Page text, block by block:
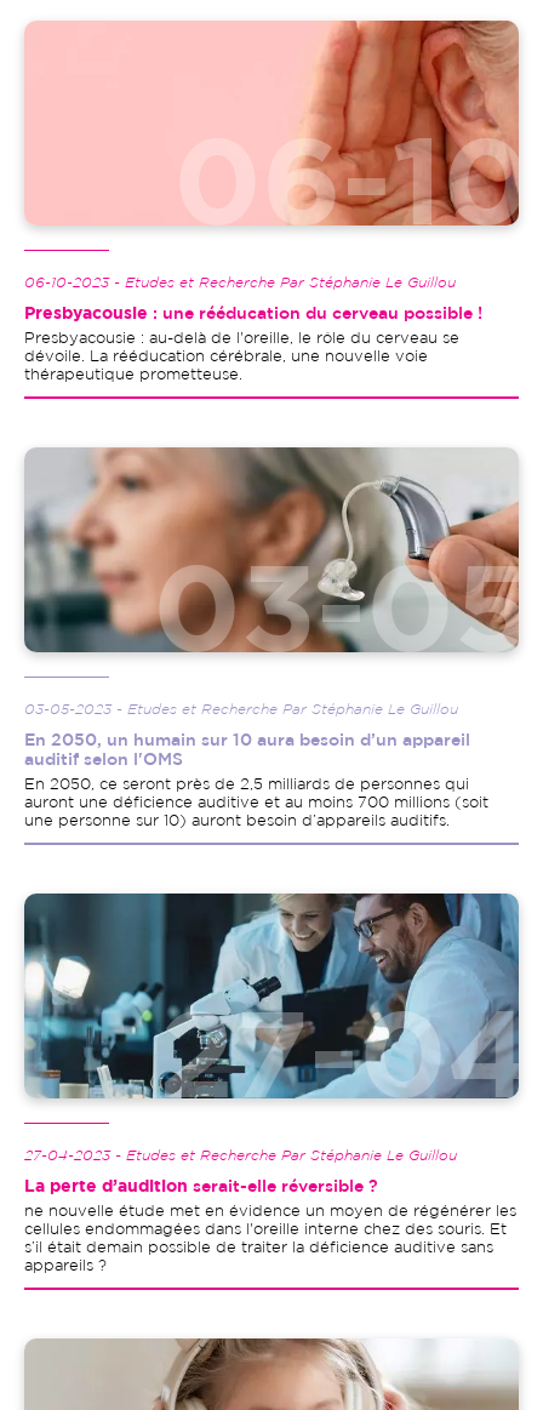
Image
06-10-2023 - Etudes et Recherche Par Stéphanie Le Guillou
Presbyacousie : une rééducation du cerveau possible !
Presbyacousie : au-delà de l'oreille, le rôle du cerveau se
dévoile. La rééducation cérébrale, une nouvelle voie
thérapeutique prometteuse.
Image
03-05-2023 - Etudes et Recherche Par Stéphanie Le Guillou
En 2050, un humain sur 10 aura besoin d’un appareil
auditif selon l'OMS
En 2050, ce seront près de 2,5 milliards de personnes qui
auront une déficience auditive et au moins 700 millions (soit
une personne sur 10) auront besoin d’appareils auditifs.
Image
27-04-2023 - Etudes et Recherche Par Stéphanie Le Guillou
La perte d’audition serait-elle réversible ?
ne nouvelle étude met en évidence un moyen de régénérer les
cellules endommagées dans l'oreille interne chez des souris. Et
s’il était demain possible de traiter la déficience auditive sans
appareils ?
Image